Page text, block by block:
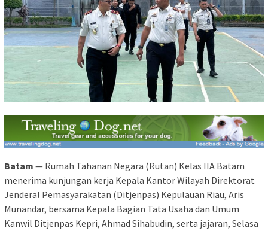
Batam — Rumah Tahanan Negara (Rutan) Kelas IIA Batam
menerima kunjungan kerja Kepala Kantor Wilayah Direktorat
Jenderal Pemasyarakatan (Ditjenpas) Kepulauan Riau, Aris
Munandar, bersama Kepala Bagian Tata Usaha dan Umum
Kanwil Ditjenpas Kepri, Ahmad Sihabudin, serta jajaran, Selasa